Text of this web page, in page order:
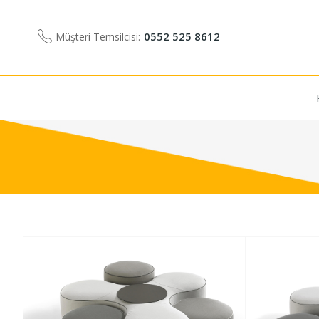
Müşteri Temsilcisi: 0552 525 8612